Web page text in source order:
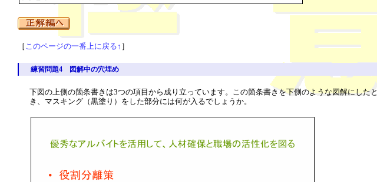
［ このページの一番上に戻る↑ ］
練習問題4 図解中の穴埋め
下図の上側の箇条書きは3つの項目から成り立っています。この箇条書きを下側のような図解にしたと
き、マスキング（黒塗り）をした部分には何が入るでしょうか。